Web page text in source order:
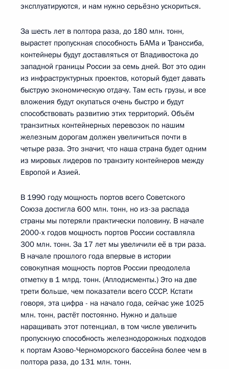
эксплуатируются, и нам нужно серьёзно ускориться.
За шесть лет в полтора раза, до 180 млн. тонн,
вырастет пропускная способность БАМа и Транссиба,
контейнеры будут доставляться от Владивостока до
западной границы России за семь дней. Вот это один
из инфраструктурных проектов, который будет давать
быструю экономическую отдачу. Там есть грузы, и все
вложения будут окупаться очень быстро и будут
способствовать развитию этих территорий. Объём
транзитных контейнерных перевозок по нашим
железным дорогам должен увеличиться почти в
четыре раза. Это значит, что наша страна будет одним
из мировых лидеров по транзиту контейнеров между
Европой и Азией.
В 1990 году мощность портов всего Советского
Союза достигла 600 млн. тонн, но из-за распада
страны мы потеряли практически половину. В начале
2000-х годов мощность портов России составляла
300 млн. тонн. За 17 лет мы увеличили её в три раза.
В начале прошлого года впервые в истории
совокупная мощность портов России преодолела
отметку в 1 млрд. тонн. (Аплодисменты.) Это на две
трети больше, чем показатели всего СССР. Кстати
говоря, эта цифра - на начало года, сейчас уже 1025
млн. тонн, растёт постоянно. Нужно и дальше
наращивать этот потенциал, в том числе увеличить
пропускную способность железнодорожных подходов
к портам Азово-Черноморского бассейна более чем в
полтора раза, до 131 млн. тонн.